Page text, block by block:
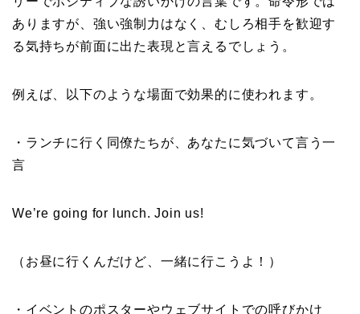
ありますが、強い強制力はなく、むしろ相手を歓迎す
る気持ちが前面に出た表現と言えるでしょう。
例えば、以下のような場面で効果的に使われます。
・ランチに行く同僚たちが、あなたに気づいて言う一
言
We’re going for lunch. Join us!
（お昼に行くんだけど、一緒に行こうよ！）
・イベントのポスターやウェブサイトでの呼びかけ